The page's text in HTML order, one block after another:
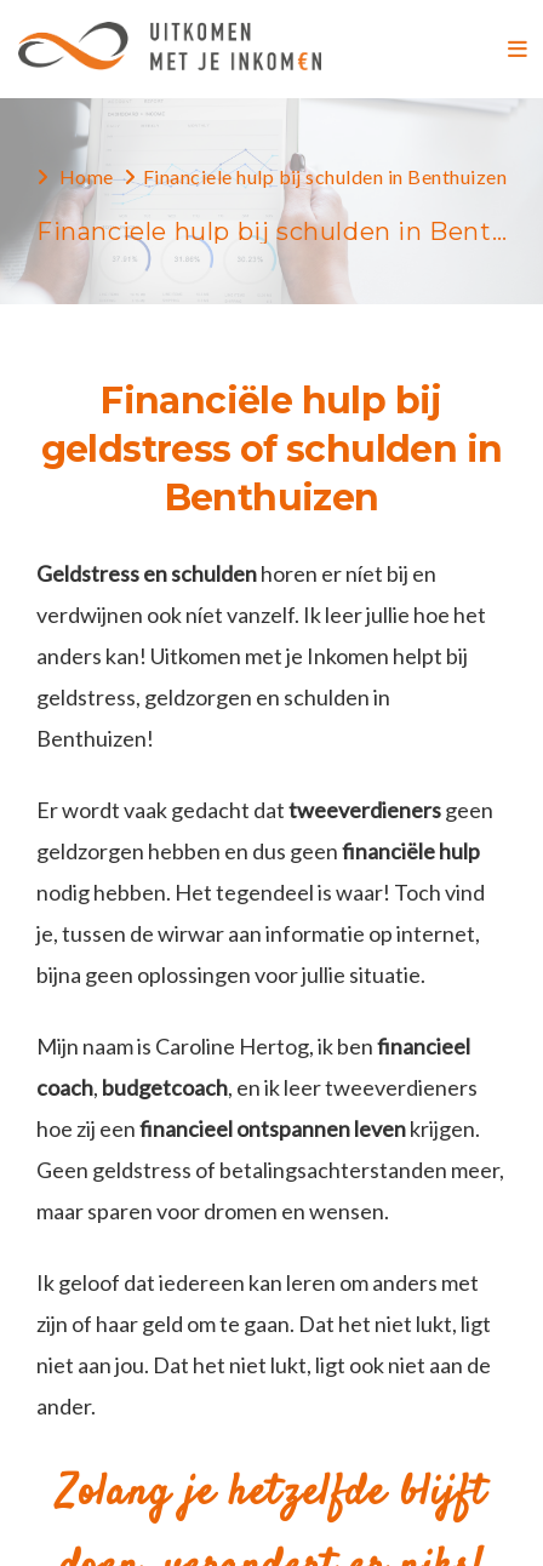
Home Financiele hulp bij schulden in Benthuizen
Financiele hulp bij schulden in Benthuizen
Financiële hulp bij
geldstress of schulden in
Benthuizen
Geldstress en schuldenhoren er níet bij en
verdwijnen ook níet vanzelf. Ik leer jullie hoe het
anders kan! Uitkomen met je Inkomen helpt bij
geldstress, geldzorgen en schulden in
Benthuizen!
Er wordt vaak gedacht dattweeverdienersgeen
geldzorgen hebben en dus geenfinanciële hulp
nodig hebben. Het tegendeel is waar! Toch vind
je, tussen de wirwar aan informatie op internet,
bijna geen oplossingen voor jullie situatie.
Mijn naam is Caroline Hertog, ik benfinancieel
coach, budgetcoach, en ik leer tweeverdieners
hoe zij eenfinancieel ontspannen levenkrijgen.
Geen geldstress of betalingsachterstanden meer,
maar sparen voor dromen en wensen.
Ik geloof dat iedereen kan leren om anders met
zijn of haar geld om te gaan. Dat het niet lukt, ligt
niet aan jou. Dat het niet lukt, ligt ook niet aan de
ander.
Zolang je hetzelfde blijft